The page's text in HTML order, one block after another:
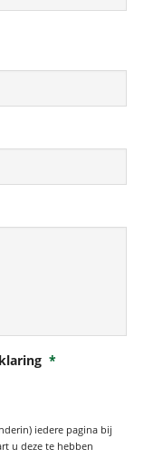
*
iedere pagina bij
u deze te hebben